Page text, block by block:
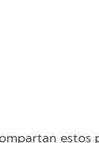
estos